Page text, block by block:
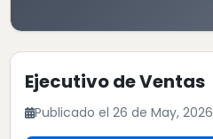
Ejecutivo de Ventas
Publicado el 26 de May, 2026